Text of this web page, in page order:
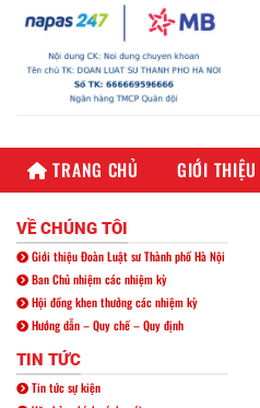
TRANG CHỦ GIỚI THIỆU
VỀ CHÚNG TÔI
Giới thiệu Đoàn Luật sư Thành phố Hà Nội
Ban Chủ nhiệm các nhiệm kỳ
Hội đồng khen thưởng các nhiệm kỳ
Hướng dẫn – Quy chế – Quy định
TIN TỨC
Tin tức sự kiện